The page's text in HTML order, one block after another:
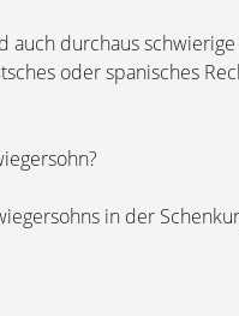
durchaus schwierige
oder spanisches
in der